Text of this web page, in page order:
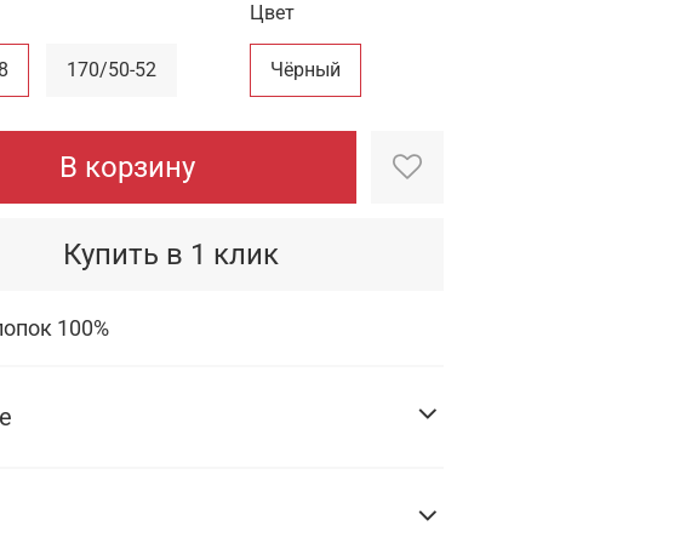
В корзину
Купить в 1 клик
170/50-52
Цвет
Чёрный
100%